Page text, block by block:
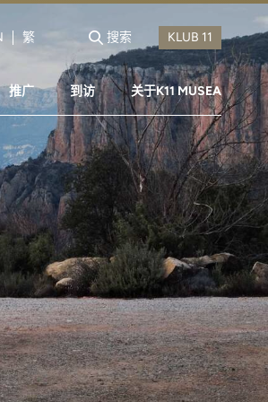
繁 搜索
推广 到访 关于K11 MUSEA